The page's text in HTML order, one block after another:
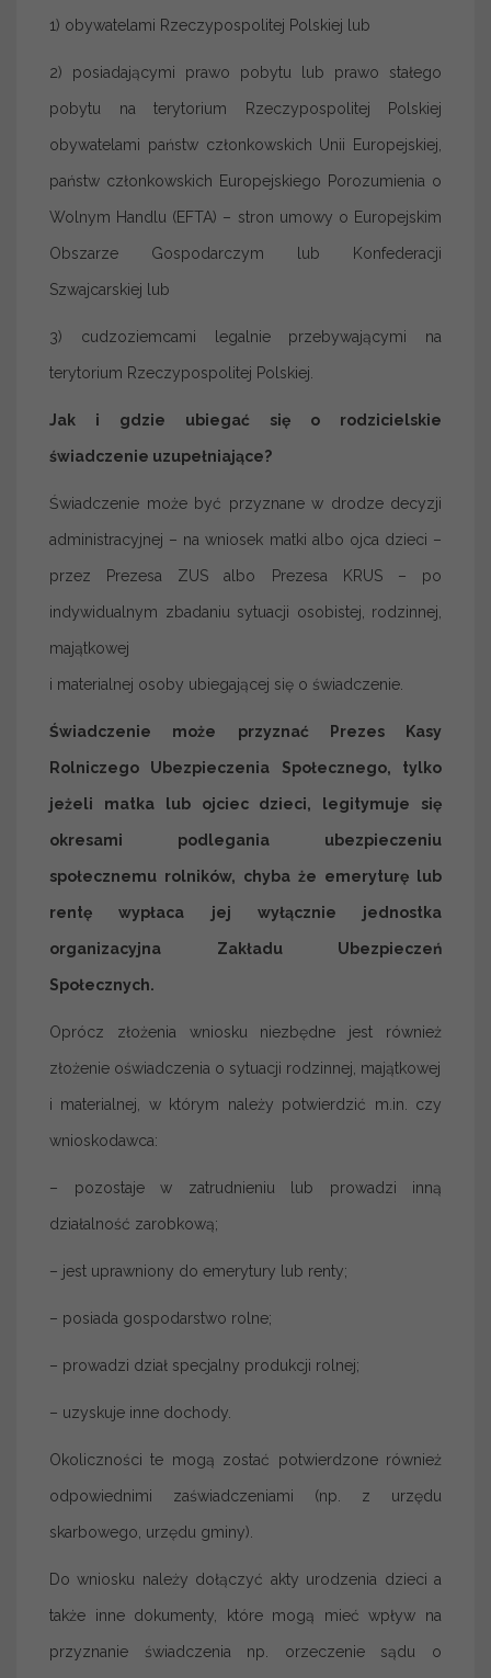
1) obywatelami Rzeczypospolitej Polskiej lub
2) posiadającymi prawo pobytu lub prawo stałego
pobytu na terytorium Rzeczypospolitej Polskiej
obywatelami państw członkowskich Unii Europejskiej,
państw członkowskich Europejskiego Porozumienia o
Wolnym Handlu (EFTA) – stron umowy o Europejskim
Obszarze Gospodarczym lub Konfederacji
Szwajcarskiej lub
3) cudzoziemcami legalnie przebywającymi na
terytorium Rzeczypospolitej Polskiej.
Jak i gdzie ubiegać się o rodzicielskie
świadczenie uzupełniające?
Świadczenie może być przyznane w drodze decyzji
administracyjnej – na wniosek matki albo ojca dzieci –
przez Prezesa ZUS albo Prezesa KRUS – po
indywidualnym zbadaniu sytuacji osobistej, rodzinnej,
majątkowej
i materialnej osoby ubiegającej się o świadczenie.
Świadczenie może przyznać Prezes Kasy
Rolniczego Ubezpieczenia Społecznego, tylko
jeżeli matka lub ojciec dzieci, legitymuje się
okresami podlegania ubezpieczeniu
społecznemu rolników, chyba że emeryturę lub
rentę wypłaca jej wyłącznie jednostka
organizacyjna Zakładu Ubezpieczeń
Społecznych.
Oprócz złożenia wniosku niezbędne jest również
złożenie oświadczenia o sytuacji rodzinnej, majątkowej
i materialnej, w którym należy potwierdzić m.in. czy
wnioskodawca:
– pozostaje w zatrudnieniu lub prowadzi inną
działalność zarobkową;
– jest uprawniony do emerytury lub renty;
– posiada gospodarstwo rolne;
– prowadzi dział specjalny produkcji rolnej;
– uzyskuje inne dochody.
Okoliczności te mogą zostać potwierdzone również
odpowiednimi zaświadczeniami (np. z urzędu
skarbowego, urzędu gminy).
Do wniosku należy dołączyć akty urodzenia dzieci a
także inne dokumenty, które mogą mieć wpływ na
przyznanie świadczenia np. orzeczenie sądu o